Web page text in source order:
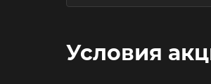
Условия